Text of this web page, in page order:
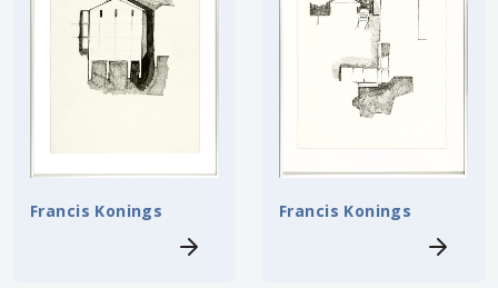
Francis Konings Francis Konings